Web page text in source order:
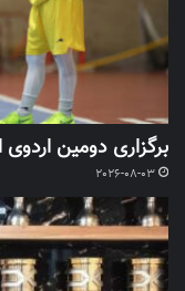
برگزاری دومین
2026-08-03